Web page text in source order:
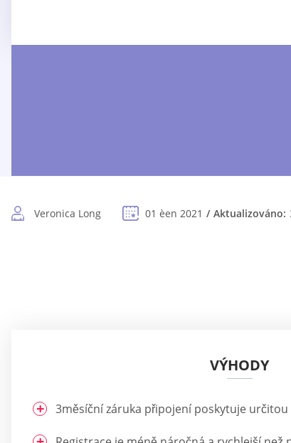
Veronica Long 01 èen 2021 Aktualizováno:
VÝHODY
3měsíční záruka připojení poskytuje